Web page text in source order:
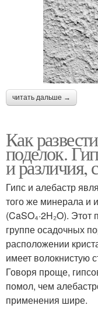
читать дальше →
Как
поделок.
и различия,
Гипс и алебастр
того же минерала
(CaSO₄·2H₂O).
группе осадочных
расположении
имеет волокнистую
Говоря проще,
помол, чем
применения шире.